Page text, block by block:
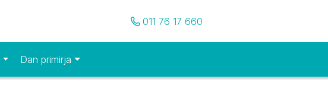
Pozovite nas
011 76 17 660
Dan primirja